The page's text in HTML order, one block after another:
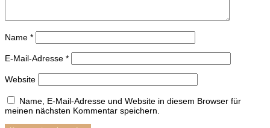
Name *
E-Mail-Adresse *
Website
Name, E-Mail-Adresse und Website in diesem Browser für
meinen nächsten Kommentar speichern.